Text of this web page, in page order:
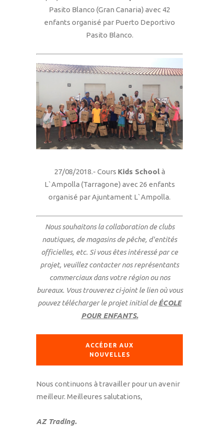
Pasito Blanco (Gran Canaria) avec 42
enfants organisé par Puerto Deportivo
Pasito Blanco.
27/08/2018.- Cours Kids Schoolà
L`Ampolla (Tarragone) avec 26 enfants
organisé par Ajuntament L`Ampolla.
Nous souhaitons la collaboration de clubs
nautiques, de magasins de pêche, d'entités
officielles, etc. Si vous êtes intéressé par ce
projet, veuillez contacter nos représentants
commerciaux dans votre région ou nos
bureaux. Vous trouverez ci-joint le lien où vous
pouvez télécharger le projet initial de ÉCOLE
POUR ENFANTS.
ACCÉDER AUX
NOUVELLES
Nous continuons à travailler pour un avenir
meilleur. Meilleures salutations,
AZ Trading.